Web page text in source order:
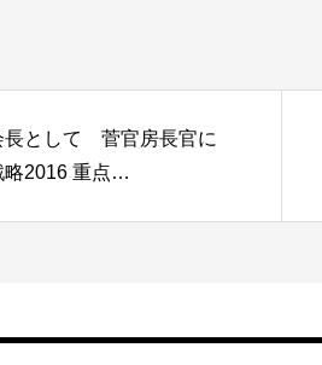
長として 菅官房長官に
略2016 重点…